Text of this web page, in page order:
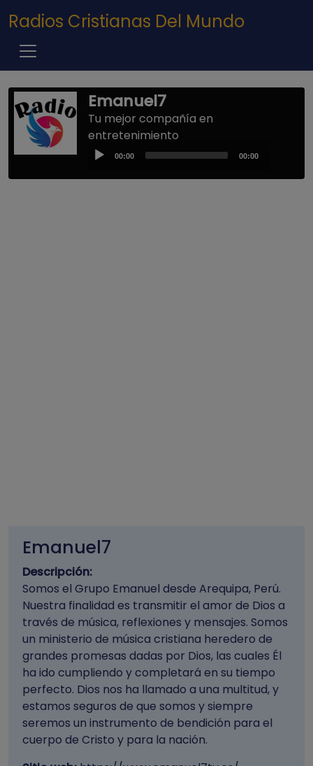
Pasar al contenido principal
Radios Cristianas Del Mundo
Emanuel7
Tu mejor compañía en
entretenimiento
Audio00:00 00:00
Emanuel7
Descripción:
Somos el Grupo Emanuel desde Arequipa, Perú.
Nuestra finalidad es transmitir el amor de Dios a
través de música, reflexiones y mensajes. Somos
un ministerio de música cristiana heredero de
grandes promesas dadas por Dios, las cuales Él
ha ido cumpliendo y completará en su tiempo
perfecto. Dios nos ha llamado a una multitud, y
estamos seguros de que somos y siempre
seremos un instrumento de bendición para el
cuerpo de Cristo y para la nación.